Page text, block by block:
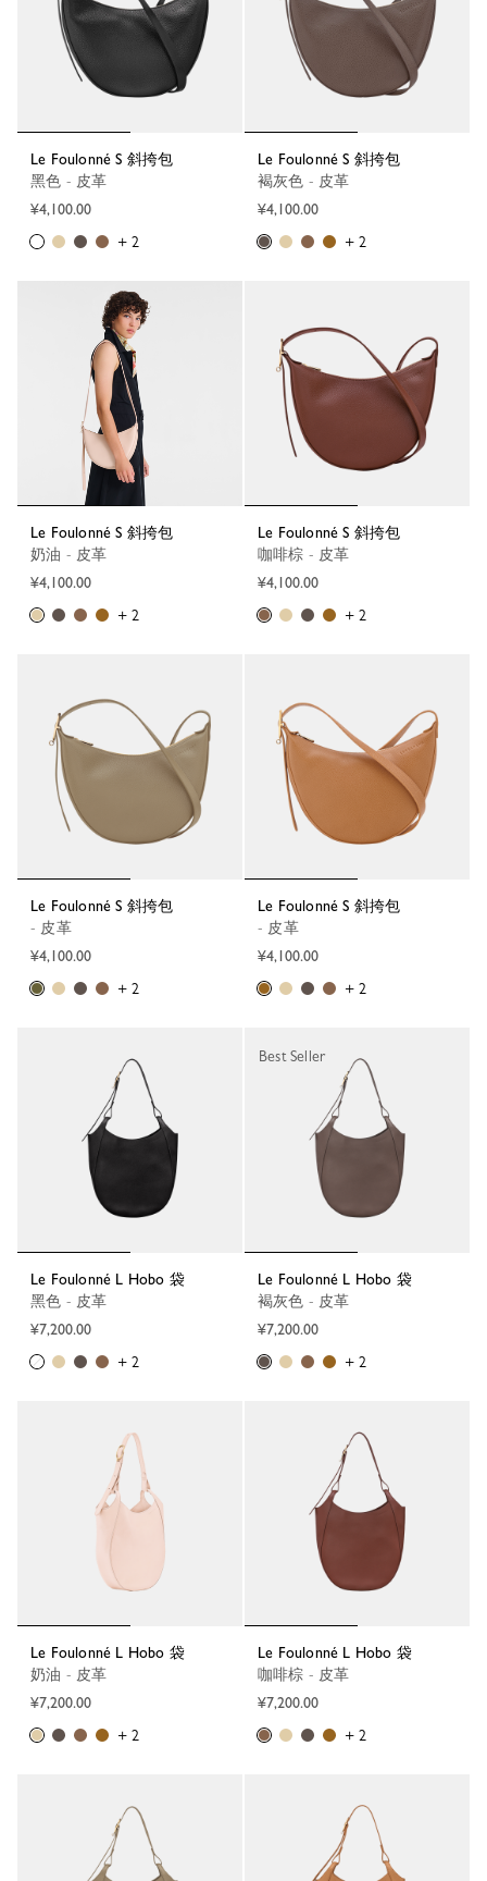
Le Foulonné S 斜挎包
黑色 - 皮革
¥4,100.00
+ 2
Le Foulonné S 斜挎包
褐灰色 - 皮革
¥4,100.00
+ 2
Le Foulonné S 斜挎包
奶油 - 皮革
¥4,100.00
+ 2
Le Foulonné S 斜挎包
咖啡棕 - 皮革
¥4,100.00
+ 2
Le Foulonné S 斜挎包
- 皮革
¥4,100.00
+ 2
Le Foulonné S 斜挎包
- 皮革
¥4,100.00
+ 2
Le Foulonné L Hobo 袋
黑色 - 皮革
¥7,200.00
+ 2
Le Foulonné L Hobo 袋
褐灰色 - 皮革
¥7,200.00
+ 2
Best Seller
Le Foulonné L Hobo 袋
奶油 - 皮革
¥7,200.00
+ 2
Le Foulonné L Hobo 袋
咖啡棕 - 皮革
¥7,200.00
+ 2